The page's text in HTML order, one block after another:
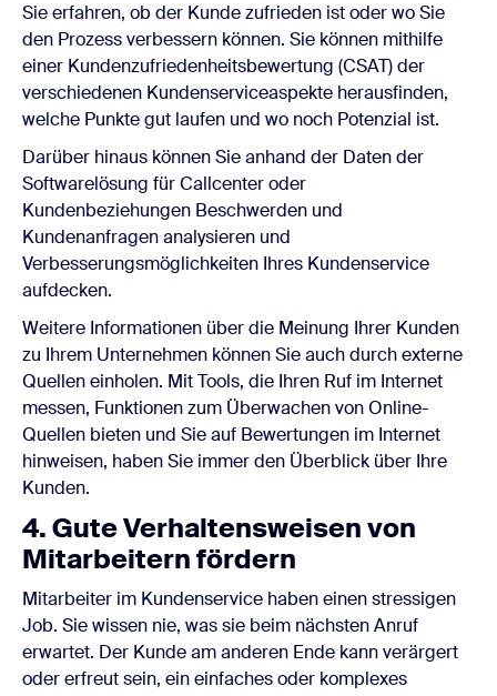
Sie erfahren, ob der Kunde zufrieden ist oder wo Sie
den Prozess verbessern können. Sie können mithilfe
einer Kundenzufriedenheitsbewertung (CSAT) der
verschiedenen Kundenserviceaspekte herausfinden,
welche Punkte gut laufen und wo noch Potenzial ist.
Darüber hinaus können Sie anhand der Daten der
Softwarelösung für Callcenter oder
Kundenbeziehungen Beschwerden und
Kundenanfragen analysieren und
Verbesserungsmöglichkeiten Ihres Kundenservice
aufdecken.
Weitere Informationen über die Meinung Ihrer Kunden
zu Ihrem Unternehmen können Sie auch durch externe
Quellen einholen. Mit Tools, die Ihren Ruf im Internet
messen, Funktionen zum Überwachen von Online-
Quellen bieten und Sie auf Bewertungen im Internet
hinweisen, haben Sie immer den Überblick über Ihre
Kunden.
4. Gute Verhaltensweisen von
Mitarbeitern fördern
Mitarbeiter im Kundenservice haben einen stressigen
Job. Sie wissen nie, was sie beim nächsten Anruf
erwartet. Der Kunde am anderen Ende kann verärgert
oder erfreut sein, ein einfaches oder komplexes